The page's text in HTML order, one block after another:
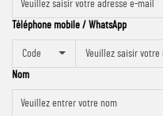
Téléphone mobile / WhatsApp
Code
Nom